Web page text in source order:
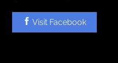
Visit Facebook